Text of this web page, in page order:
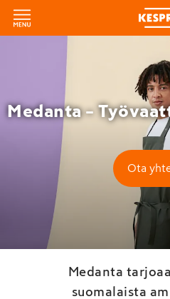
Medanta –
Ota
Medanta
suomalaista